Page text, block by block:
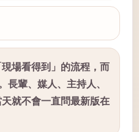
場看得到」的流程，而
長輩、媒人、主持人、
就不會一直問最新版在